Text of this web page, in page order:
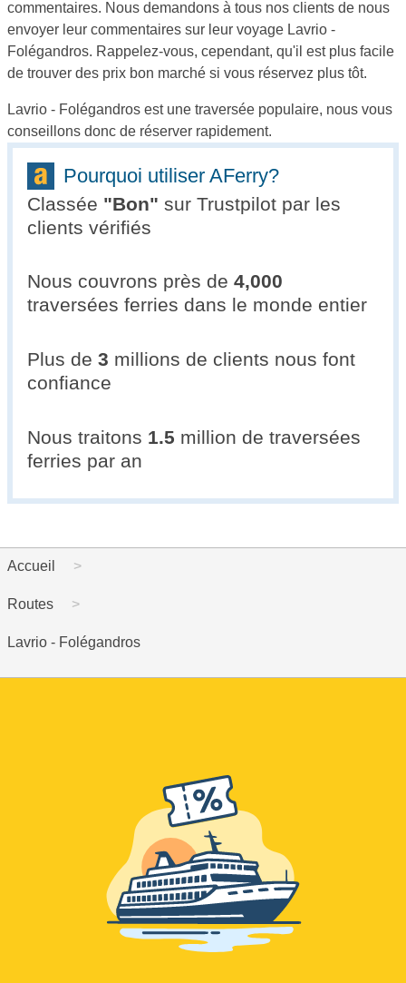
commentaires. Nous demandons à tous nos clients de nous
envoyer leur commentaires sur leur voyage Lavrio -
Folégandros. Rappelez-vous, cependant, qu'il est plus facile
de trouver des prix bon marché si vous réservez plus tôt.
Lavrio - Folégandros est une traversée populaire, nous vous
conseillons donc de réserver rapidement.
Pourquoi utiliser AFerry?
Classée "Bon" sur Trustpilot par les
clients vérifiés
Nous couvrons près de 4,000
traversées ferries dans le monde entier
Plus de 3 millions de clients nous font
confiance
Nous traitons 1.5 million de traversées
ferries par an
Accueil
Routes
Lavrio - Folégandros